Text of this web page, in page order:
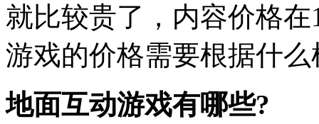
就比较贵了，内容价格
游戏的价格需要根据什
地面互动游戏有哪些?